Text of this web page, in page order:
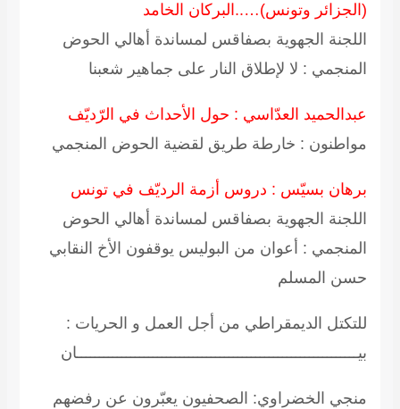
(الجزائر وتونس)…..البركان الخامد
اللجنة الجهوية بصفاقس لمساندة أهالي الحوض
المنجمي : لا لإطلاق النار على جماهير شعبنا
عبدالحميد العدّاسي : حول الأحداث في الرّديّف
مواطنون : خارطة طريق لقضية الحوض المنجمي
برهان بسيّس : دروس أزمة الرديّف في تونس
اللجنة الجهوية بصفاقس لمساندة أهالي الحوض
المنجمي : أعوان من البوليس يوقفون الأخ النقابي
حسن المسلم
للتكتل الديمقراطي من أجل العمل و الحريات :
بيـــــــــــــــــــــــــــــــــــــــــــــــــــــــــــــــان
منجي الخضراوي: الصحفيون يعبّرون عن رفضهم